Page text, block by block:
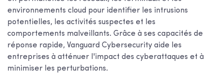
environnements cloud pour identifier les intrusions
potentielles, les activités suspectes et les
comportements malveillants. Grâce à ses capacités de
réponse rapide, Vanguard Cybersecurity aide les
entreprises à atténuer l'impact des cyberattaques et à
minimiser les perturbations.